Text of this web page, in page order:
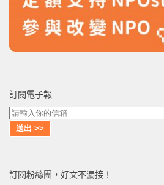
訂閱電子報
訂閱粉絲團，好文不漏接！